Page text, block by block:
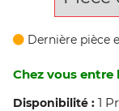
Dernière pièce
Chez vous entre
Disponibilité : 1